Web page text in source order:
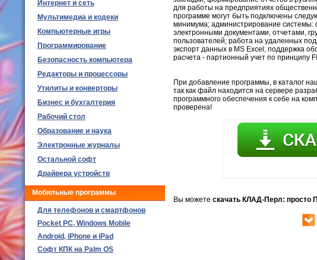
Интернет и сеть
Мультимедиа и кодеки
Компьютерные игры
Программирование
Безопасность компьютера
Редакторы и процессоры
Утилиты и конверторы
Бизнес и бухгалтерия
Рабочий стол
Образование и наука
Электронные журналы
Остальной софт
Драйвера устройств
Мобильные программы
Для телефонов и смартфонов
Poсket PC, Windows Mobile
Android, iPhone и iPad
Софт КПК на Palm OS
для работы на предприятиях
программе могут быть подключены
минимума; администрирование системы:
электронными документами, отчетами,
пользователей; работа на удаленных
экспорт данных в MS Excel; поддержка
расчета - партионный учет по принципу
При добавление программы, в каталог
так как файл находится на сервере
программного обеспечения к себе на
проверена!
Вы можете скачать КЛАД-Перл: просто